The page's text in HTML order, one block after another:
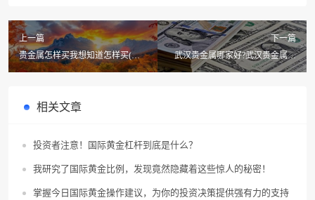
上一篇
贵金属怎样买我想知道怎样买(买
贵金属哪个平台好?)
下一篇
武汉贵金属哪家好?武汉贵金属投
资那个公司好?
相关文章
投资者注意！国际黄金杠杆到底是什么？
我研究了国际黄金比例，发现竟然隐藏着这些惊人的秘密！
掌握今日国际黄金操作建议，为你的投资决策提供强有力的支持